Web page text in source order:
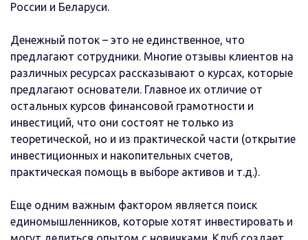
России и Беларуси.
Денежный поток – это не единственное, что
предлагают сотрудники. Многие отзывы клиентов на
различных ресурсах рассказывают о курсах, которые
предлагают основатели. Главное их отличие от
остальных курсов финансовой грамотности и
инвестиций, что они состоят не только из
теоретической, но и из практической части (открытие
инвестиционных и накопительных счетов,
практическая помощь в выборе активов и т.д.).
Еще одним важным фактором является поиск
единомышленников, которые хотят инвестировать и